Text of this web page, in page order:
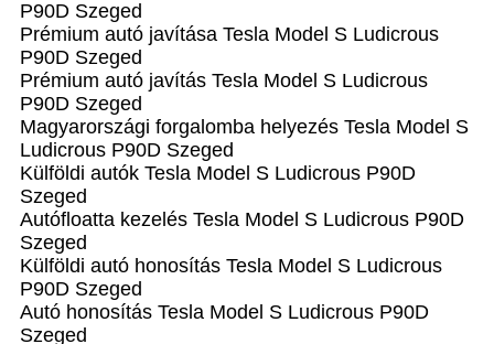
P90D Szeged
Prémium autó javítása Tesla Model S Ludicrous
P90D Szeged
Prémium autó javítás Tesla Model S Ludicrous
P90D Szeged
Magyarországi forgalomba helyezés Tesla Model S
Ludicrous P90D Szeged
Külföldi autók‎ Tesla Model S Ludicrous P90D
Szeged
Autófloatta kezelés Tesla Model S Ludicrous P90D
Szeged
Külföldi autó honosítás Tesla Model S Ludicrous
P90D Szeged
Autó honosítás Tesla Model S Ludicrous P90D
Szeged